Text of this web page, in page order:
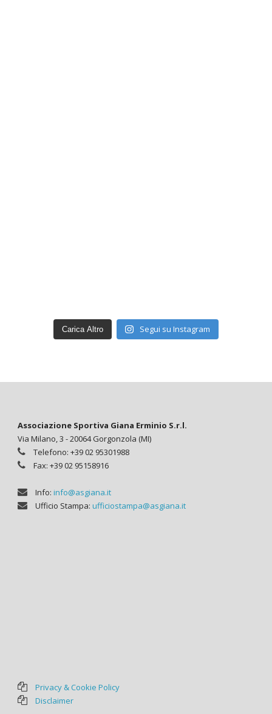
Carica Altro Segui su Instagram
Associazione Sportiva Giana Erminio S.r.l.
Via Milano, 3 - 20064 Gorgonzola (MI)
Telefono: +39 02 95301988
Fax: +39 02 95158916
Info: info@asgiana.it
Ufficio Stampa: ufficiostampa@asgiana.it
Privacy & Cookie Policy
Disclaimer